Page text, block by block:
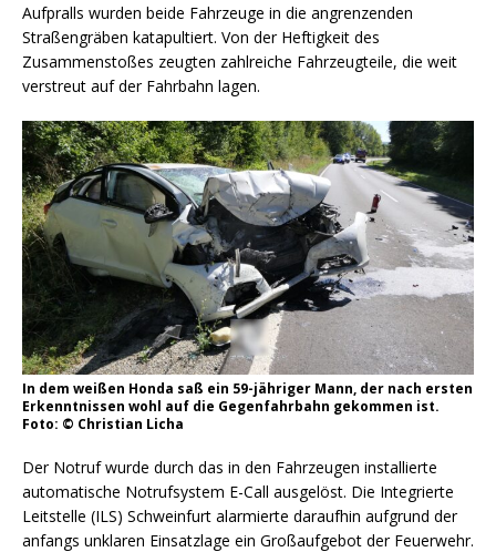
Aufpralls wurden beide Fahrzeuge in die angrenzenden
Straßengräben katapultiert. Von der Heftigkeit des
Zusammenstoßes zeugten zahlreiche Fahrzeugteile, die weit
verstreut auf der Fahrbahn lagen.
In dem weißen Honda saß ein 59-jähriger Mann, der nach ersten
Erkenntnissen wohl auf die Gegenfahrbahn gekommen ist.
Foto: © Christian Licha
Der Notruf wurde durch das in den Fahrzeugen installierte
automatische Notrufsystem E-Call ausgelöst. Die Integrierte
Leitstelle (ILS) Schweinfurt alarmierte daraufhin aufgrund der
anfangs unklaren Einsatzlage ein Großaufgebot der Feuerwehr.